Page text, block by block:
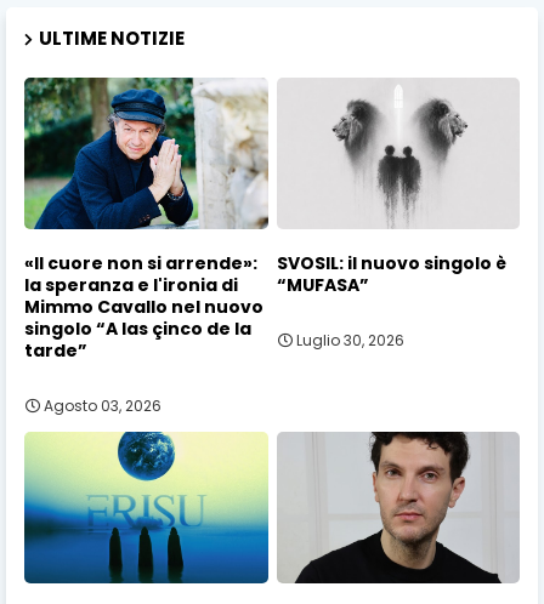
ULTIME NOTIZIE
«Il cuore non si arrende»:
la speranza e l'ironia di
Mimmo Cavallo nel nuovo
singolo “A las çinco de la
tarde”
Agosto 03, 2026
SVOSIL: il nuovo singolo è
“MUFASA”
Luglio 30, 2026